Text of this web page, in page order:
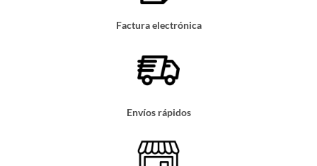
Factura electrónica
Envíos rápidos